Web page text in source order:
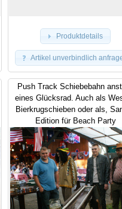
Produktdetails
Artikel unverbindlich
Push Track Schiebebahn
eines Glücksrad. Auch als
Bierkrugschieben oder als,
Edition für Beach Party